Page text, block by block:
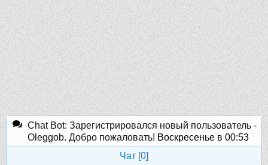
Chat Bot: Зарегистрировался новый пользователь -
Oleggob. Добро пожаловать! Воскресенье в 00:53
Чат [0]